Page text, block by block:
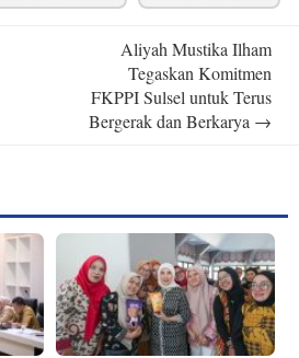
Aliyah Mustika Ilham
Tegaskan Komitmen
FKPPI Sulsel untuk Terus
Bergerak dan Berkarya →